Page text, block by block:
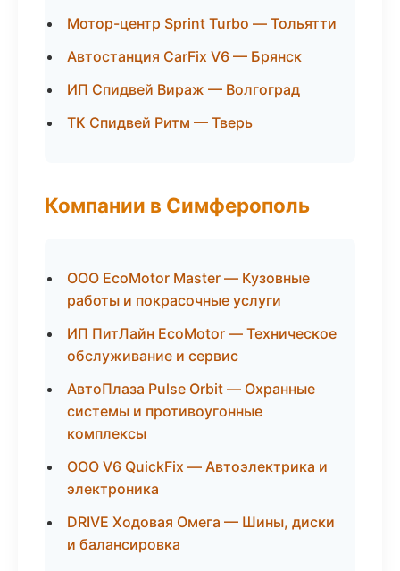
Мотор-центр Sprint Turbo — Тольятти
Автостанция CarFix V6 — Брянск
ИП Спидвей Вираж — Волгоград
ТК Спидвей Ритм — Тверь
Компании в Симферополь
ООО EcoMotor Master — Кузовные
работы и покрасочные услуги
ИП ПитЛайн EcoMotor — Техническое
обслуживание и сервис
АвтоПлаза Pulse Orbit — Охранные
системы и противоугонные
комплексы
ООО V6 QuickFix — Автоэлектрика и
электроника
DRIVE Ходовая Омега — Шины, диски
и балансировка